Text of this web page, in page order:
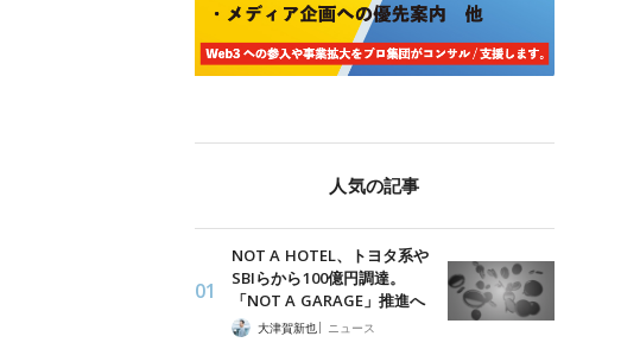
人気の記事
NOT A HOTEL、トヨタ系や
SBIらから100億円調達。
「NOT A GARAGE」推進へ
大津賀新也| ニュース